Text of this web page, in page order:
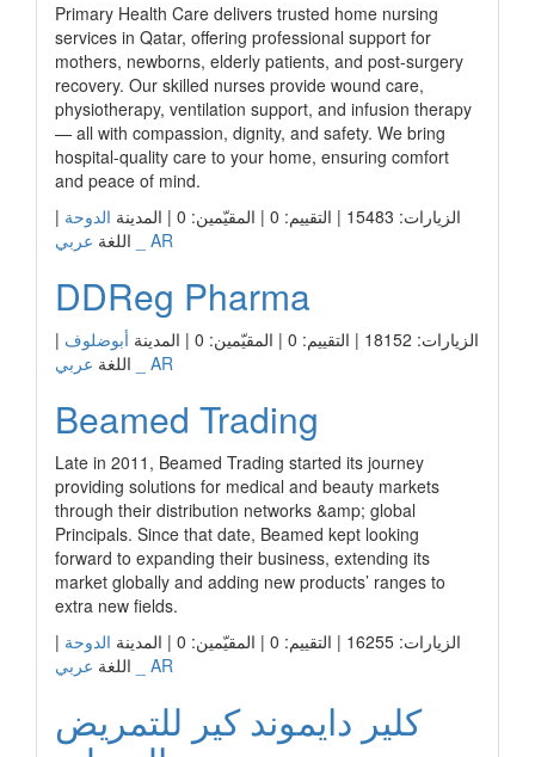
Primary Health Care delivers trusted home nursing
services in Qatar, offering professional support for
mothers, newborns, elderly patients, and post-surgery
recovery. Our skilled nurses provide wound care,
physiotherapy, ventilation support, and infusion therapy
— all with compassion, dignity, and safety. We bring
hospital-quality care to your home, ensuring comfort
and peace of mind.
الزيارات: 15483 | التقييم: 0 | المقيّمين: 0 | المدينة
الدوحة |
اللغة عربي _ AR
DDReg Pharma
الزيارات: 18152 | التقييم: 0 | المقيّمين: 0 | المدينة أبوضلوف |
اللغة عربي _ AR
Beamed Trading
Late in 2011, Beamed Trading started its journey
providing solutions for medical and beauty markets
through their distribution networks &amp; global
Principals. Since that date, Beamed kept looking
forward to expanding their business, extending its
market globally and adding new products’ ranges to
extra new fields.
الزيارات: 16255 | التقييم: 0 | المقيّمين: 0 | المدينة
الدوحة |
اللغة عربي _ AR
كلير دايموند كير للتمريض